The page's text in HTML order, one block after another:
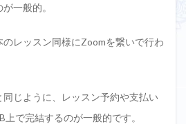
一般的。
レッスン同様にZoomを繋いで行わ
じように、レッスン予約や支払い
で完結するのが一般的です。